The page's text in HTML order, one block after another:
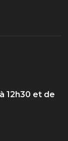
12h30 et de